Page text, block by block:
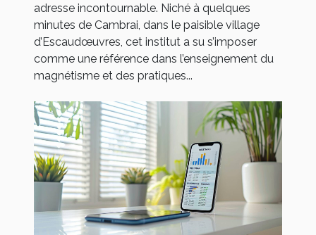
adresse incontournable. Niché à quelques
minutes de Cambrai, dans le paisible village
d’Escaudœuvres, cet institut a su s’imposer
comme une référence dans l’enseignement du
magnétisme et des pratiques...